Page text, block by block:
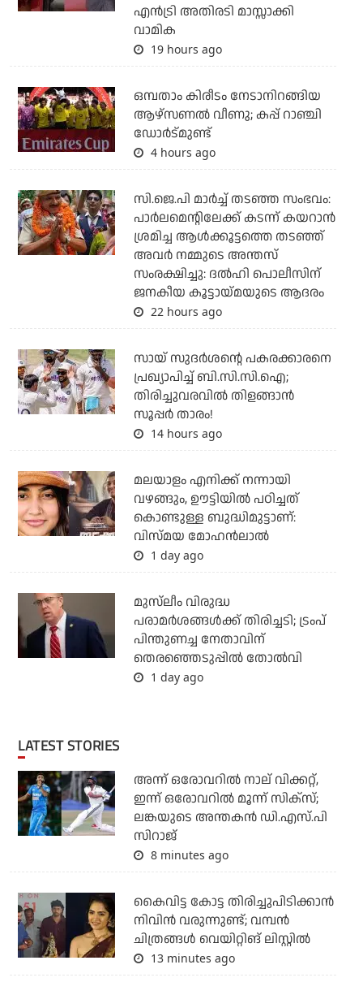
എന്‍ട്രി അതിരടി മാസ്സാക്കി
വാമിക
19 hours ago
ഒമ്പതാം കിരീടം നേടാനിറങ്ങിയ
ആഴ്സണല്‍ വീണു; കപ്പ് റാഞ്ചി
ഡോര്‍ട്മുണ്ട്
4 hours ago
സി.ജെ.പി മാര്‍ച്ച് തടഞ്ഞ സംഭവം:
പാര്‍ലമെന്റിലേക്ക് കടന്ന് കയറാന്‍
ശ്രമിച്ച ആള്‍ക്കൂട്ടത്തെ തടഞ്ഞ്
അവര്‍ നമ്മുടെ അന്തസ്
സംരക്ഷിച്ചു: ദല്‍ഹി പൊലീസിന്
ജനകീയ കൂട്ടായ്മയുടെ ആദരം
22 hours ago
സായ് സുദര്‍ശന്റെ പകരക്കാരനെ
പ്രഖ്യാപിച്ച് ബി.സി.സി.ഐ;
തിരിച്ചുവരവില്‍ തിളങ്ങാന്‍
സൂപ്പര്‍ താരം!
14 hours ago
മലയാളം എനിക്ക് നന്നായി
വഴങ്ങും, ഊട്ടിയില്‍ പഠിച്ചത്
കൊണ്ടുള്ള ബുദ്ധിമുട്ടാണ്:
വിസ്മയ മോഹന്‍ലാല്‍
1 day ago
മുസ്‌ലീം വിരുദ്ധ
പരാമര്‍ശങ്ങള്‍ക്ക് തിരിച്ചടി; ട്രംപ്
പിന്തുണച്ച നേതാവിന്
തെരഞ്ഞെടുപ്പില്‍ തോല്‍വി
1 day ago
LATEST STORIES
അന്ന് ഒരോവറില്‍ നാല് വിക്കറ്റ്,
ഇന്ന് ഒരോവറില്‍ മൂന്ന് സിക്‌സ്;
ലങ്കയുടെ അന്തകന്‍ ഡി.എസ്.പി
സിറാജ്
8 minutes ago
കൈവിട്ട കോട്ട തിരിച്ചുപിടിക്കാന്‍
നിവിന്‍ വരുന്നുണ്ട്; വമ്പന്‍
ചിത്രങ്ങള്‍ വെയിറ്റിങ് ലിസ്റ്റില്‍
13 minutes ago